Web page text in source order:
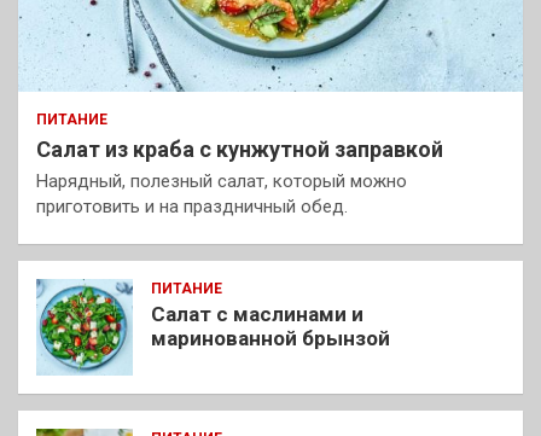
ПИТАНИЕ
Салат из краба с кунжутной заправкой
Нарядный, полезный салат, который можно
приготовить и на праздничный обед.
ПИТАНИЕ
Салат с маслинами и
маринованной брынзой